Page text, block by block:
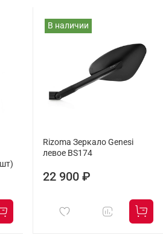
В наличии
Rizoma Зеркало Genesi
левое BS174
22 900 ₽